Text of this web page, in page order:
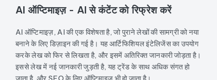
AI ऑप्टिमाइज़ - AI से कंटेंट को रिफ्रेश करें
AI ऑप्टिमाइज़, AI की एक विशेषता है, जो पुराने लेखों की सामग्री को नया
बनाने के लिए डिज़ाइन की गई है। यह आर्टिफिशियल इंटेलिजेंस का उपयोग
करके लेख को फिर से लिखता है, और इसमें अतिरिक्त जानकारी जोड़ता है।
इससे लेख में नई जानकारी जुड़ती है, यह ट्रेंड के साथ अधिक संगत हो